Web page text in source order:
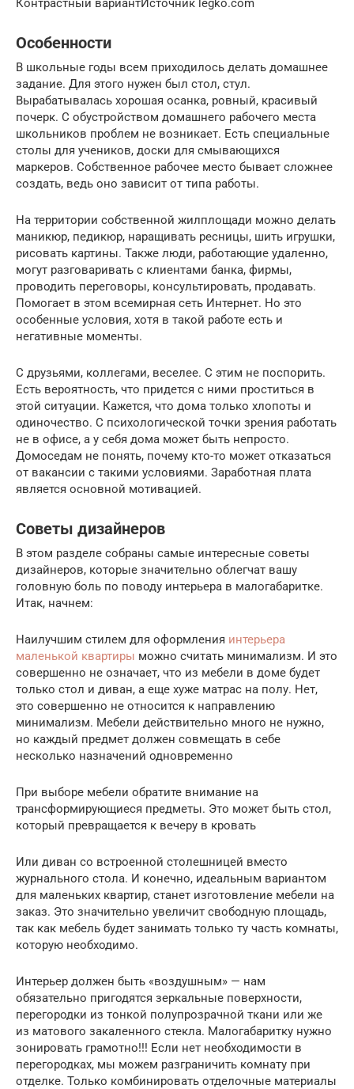
Контрастный вариантИсточник legko.com
Особенности
В школьные годы всем приходилось делать домашнее
задание. Для этого нужен был стол, стул.
Вырабатывалась хорошая осанка, ровный, красивый
почерк. С обустройством домашнего рабочего места
школьников проблем не возникает. Есть специальные
столы для учеников, доски для смывающихся
маркеров. Собственное рабочее место бывает сложнее
создать, ведь оно зависит от типа работы.
На территории собственной жилплощади можно делать
маникюр, педикюр, наращивать ресницы, шить игрушки,
рисовать картины. Также люди, работающие удаленно,
могут разговаривать с клиентами банка, фирмы,
проводить переговоры, консультировать, продавать.
Помогает в этом всемирная сеть Интернет. Но это
особенные условия, хотя в такой работе есть и
негативные моменты.
С друзьями, коллегами, веселее. С этим не поспорить.
Есть вероятность, что придется с ними проститься в
этой ситуации. Кажется, что дома только хлопоты и
одиночество. С психологической точки зрения работать
не в офисе, а у себя дома может быть непросто.
Домоседам не понять, почему кто-то может отказаться
от вакансии с такими условиями. Заработная плата
является основной мотивацией.
Советы дизайнеров
В этом разделе собраны самые интересные советы
дизайнеров, которые значительно облегчат вашу
головную боль по поводу интерьера в малогабаритке.
Итак, начнем:
Наилучшим стилем для оформления интерьера
маленькой квартиры можно считать минимализм. И это
совершенно не означает, что из мебели в доме будет
только стол и диван, а еще хуже матрас на полу. Нет,
это совершенно не относится к направлению
минимализм. Мебели действительно много не нужно,
но каждый предмет должен совмещать в себе
несколько назначений одновременно
При выборе мебели обратите внимание на
трансформирующиеся предметы. Это может быть стол,
который превращается к вечеру в кровать
Или диван со встроенной столешницей вместо
журнального стола. И конечно, идеальным вариантом
для маленьких квартир, станет изготовление мебели на
заказ. Это значительно увеличит свободную площадь,
так как мебель будет занимать только ту часть комнаты,
которую необходимо.
Интерьер должен быть «воздушным» — нам
обязательно пригодятся зеркальные поверхности,
перегородки из тонкой полупрозрачной ткани или же
из матового закаленного стекла. Малогабаритку нужно
зонировать грамотно!!! Если нет необходимости в
перегородках, мы можем разграничить комнату при
отделке. Только комбинировать отделочные материалы